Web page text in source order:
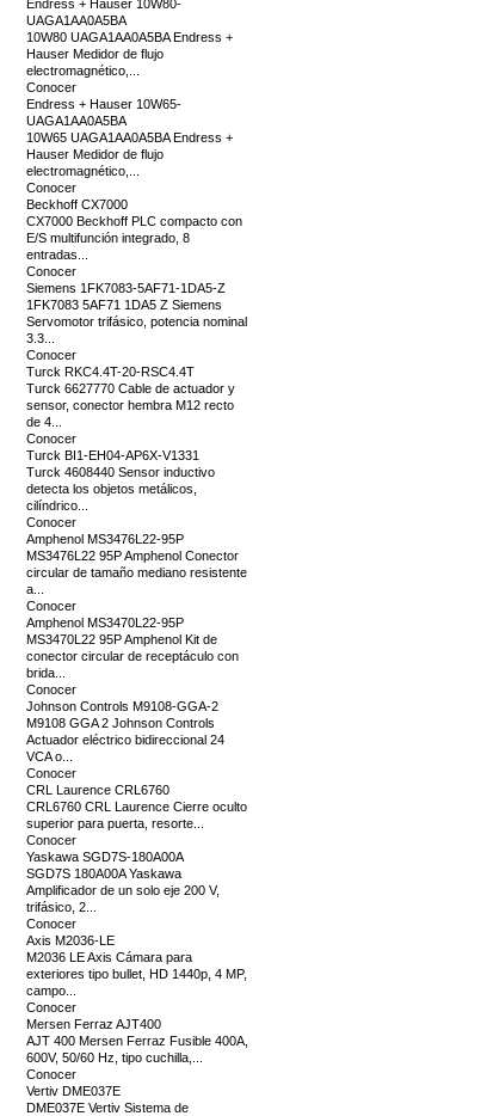
Endress + Hauser 10W80-
UAGA1AA0A5BA
10W80 UAGA1AA0A5BA Endress +
Hauser Medidor de flujo
electromagnético,...
Conocer
Endress + Hauser 10W65-
UAGA1AA0A5BA
10W65 UAGA1AA0A5BA Endress +
Hauser Medidor de flujo
electromagnético,...
Conocer
Beckhoff CX7000
CX7000 Beckhoff PLC compacto con
E/S multifunción integrado, 8
entradas...
Conocer
Siemens 1FK7083-5AF71-1DA5-Z
1FK7083 5AF71 1DA5 Z Siemens
Servomotor trifásico, potencia nominal
3.3...
Conocer
Turck RKC4.4T-20-RSC4.4T
Turck 6627770 Cable de actuador y
sensor, conector hembra M12 recto
de 4...
Conocer
Turck BI1-EH04-AP6X-V1331
Turck 4608440 Sensor inductivo
detecta los objetos metálicos,
cilíndrico...
Conocer
Amphenol MS3476L22-95P
MS3476L22 95P Amphenol Conector
circular de tamaño mediano resistente
a...
Conocer
Amphenol MS3470L22-95P
MS3470L22 95P Amphenol Kit de
conector circular de receptáculo con
brida...
Conocer
Johnson Controls M9108-GGA-2
M9108 GGA 2 Johnson Controls
Actuador eléctrico bidireccional 24
VCA o...
Conocer
CRL Laurence CRL6760
CRL6760 CRL Laurence Cierre oculto
superior para puerta, resorte...
Conocer
Yaskawa SGD7S-180A00A
SGD7S 180A00A Yaskawa
Amplificador de un solo eje 200 V,
trifásico, 2...
Conocer
Axis M2036-LE
M2036 LE Axis Cámara para
exteriores tipo bullet, HD 1440p, 4 MP,
campo...
Conocer
Mersen Ferraz AJT400
AJT 400 Mersen Ferraz Fusible 400A,
600V, 50/60 Hz, tipo cuchilla,...
Conocer
Vertiv DME037E
DME037E Vertiv Sistema de